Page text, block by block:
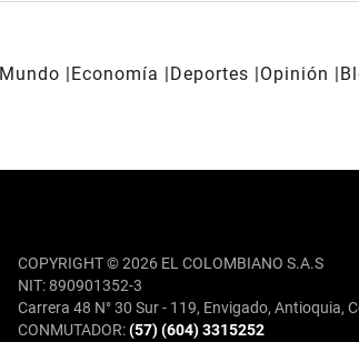
Mundo Economía Deportes Opinión
COPYRIGHT © 2026 EL COLOMBIANO S.A.S
NIT: 890901352-3
Carrera 48 N° 30 Sur - 119, Envigado, Antioquia,
CONMUTADOR:(57) (604) 3315252